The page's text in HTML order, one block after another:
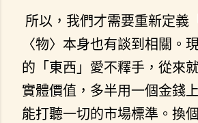
所以，我們才需要重新定義
〈物〉本身也有談到相關。
的「東西」愛不釋手，從來
實體價值，多半用一個金錢
能打聽一切的市場標準。換